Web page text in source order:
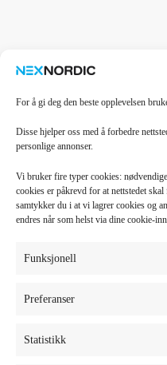
For å gi deg den beste opplevelsen
Disse hjelper oss med å forbedre
personlige annonser.
Vi bruker fire typer cookies:
cookies er påkrevd for at nettstedet
samtykker du i at vi lagrer cookies og
endres når som helst via dine cookie-
Funksjonell
Preferanser
Statistikk